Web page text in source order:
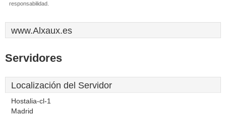
responsabilidad.
www.Alxaux.es
Servidores
Localización del Servidor
Hostalia-cl-1
Madrid